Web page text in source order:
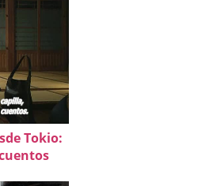
Tokio: